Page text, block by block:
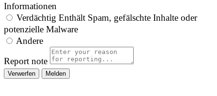
Informationen
Verdächtig Enthält Spam, gefälschte Inhalte oder
potenzielle Malware
Andere
Report note
Melden